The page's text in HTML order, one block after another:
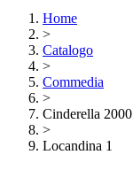
Home
>
Catalogo
>
Commedia
>
Cinderella 2000
>
Locandina 1